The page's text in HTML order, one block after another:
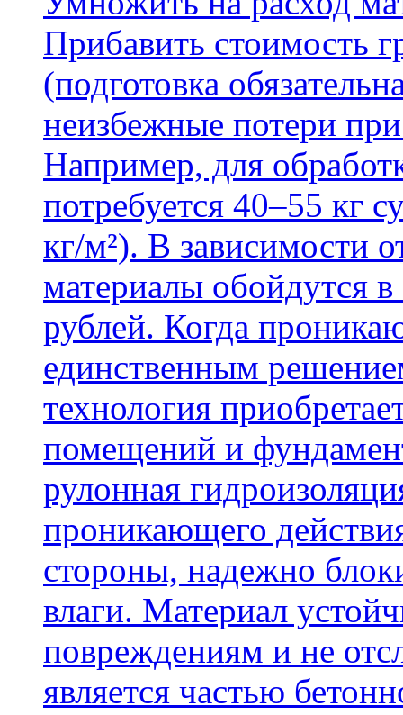
Прибавить стоимость
(подготовка
неизбежные потери
Например, для
потребуется 40–55 кг
кг/м²). В зависимости
материалы обойдутся
рублей. Когда
единственным
технология
помещений и
рулонная
проникающего
стороны, надежно
влаги. Материал
повреждениям и не
является частью